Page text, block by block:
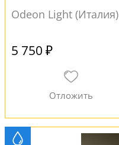
Odeon Light (Италия)
5 750 ₽